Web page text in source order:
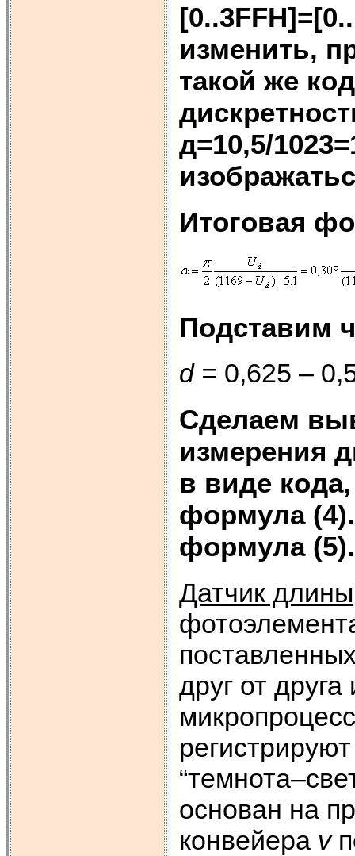
изменить,
такой же
д=10,5/
Итоговая
Подставим
d=
Сделаем
измерения
в виде
формула
формула (5).
Датчик длины
друг от
основан на
конвейера v